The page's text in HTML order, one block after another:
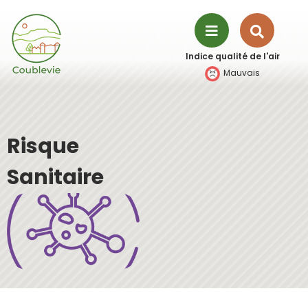
Aller à la recherche
Menu
sur
Indice qualité de l'air
Mauvais
Risque
Sanitaire